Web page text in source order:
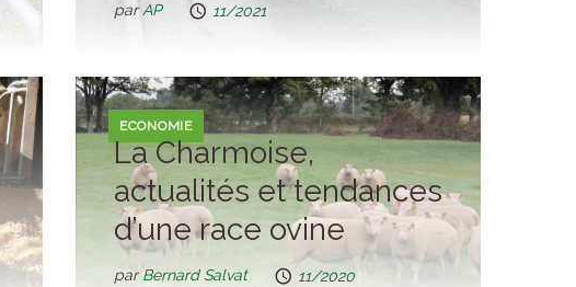
parAP 11/2021
ECONOMIE
La Charmoise,
actualités et tendances
d’une race ovine
résiliente
parBernard Salvat 11/2020